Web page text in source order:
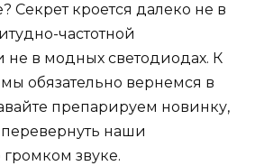
Секрет кроется далеко не в
частотной
не в модных светодиодах. К
обязательно вернемся в
препарируем новинку,
наши
звуке.